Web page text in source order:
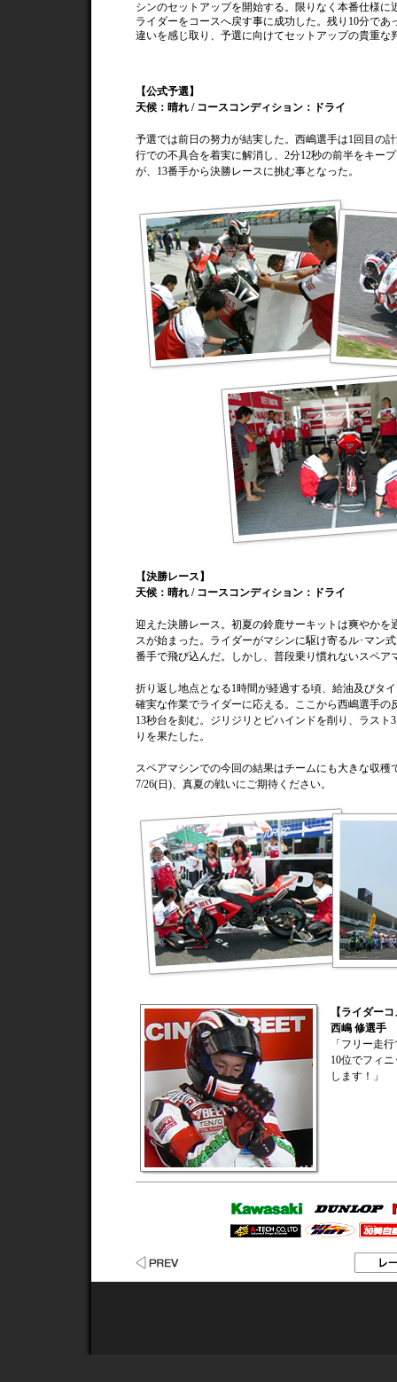
シンのセットアップを開始する。限りなく本番仕様に
ライダーをコースへ戻す事に成功した。残り10分であ
違いを感じ取り、予選に向けてセットアップの貴重な
【公式予選】
天候：晴れ / コースコンディション：ドライ
予選では前日の努力が結実した。西嶋選手は1回目の
行での不具合を着実に解消し、2分12秒の前半をキー
が、13番手から決勝レースに挑む事となった。
【決勝レース】
天候：晴れ / コースコンディション：ドライ
迎えた決勝レース。初夏の鈴鹿サーキットは爽やか
スが始まった。ライダーがマシンに駆け寄るル･マン
番手で飛び込んだ。しかし、普段乗り慣れないスペ
折り返し地点となる1時間が経過する頃、給油及びタ
確実な作業でライダーに応える。ここから西嶋選手
13秒台を刻む。ジリジリとビハインドを削り、ラス
りを果たした。
スペアマシンでの今回の結果はチームにも大きな収
7/26(日)、真夏の戦いにご期待ください。
【ライダー
西嶋 修選手
「フリー走
10位でフィ
します！」